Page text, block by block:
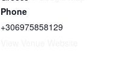
Phone
+306975858129